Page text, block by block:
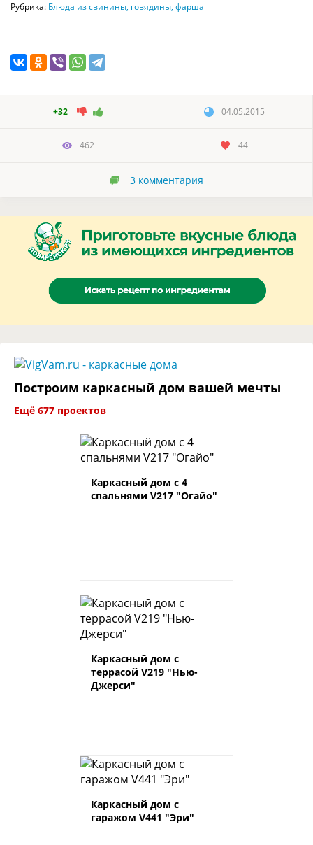
Рубрика: Блюда из свинины, говядины, фарша
+32 04.05.2015
462 44
3 комментария
Построим каркасный дом вашей мечты
Ещё 677 проектов
Каркасный дом с 4
спальнями V217 "Огайо"
Каркасный дом с
террасой V219 "Нью-
Джерси"
Каркасный дом с
гаражом V441 "Эри"